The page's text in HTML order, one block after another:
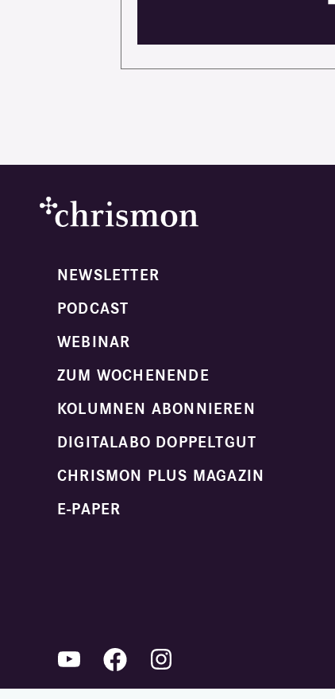
NEWSLETTER
PODCAST
WEBINAR
ZUM WOCHENENDE
KOLUMNEN ABONNIEREN
DIGITALABO DOPPELTGUT
CHRISMON PLUS MAGAZIN
E-PAPER